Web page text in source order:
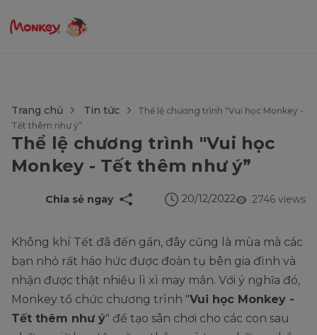
Trang chủ Tin tức
Thể lệ chương trình "Vui học Monkey -
Tết thêm như ý”
Thể lệ chương trình "Vui học
Monkey - Tết thêm như ý”
2746 views
20/12/2022
Chia sẻ ngay
Không khí Tết đã đến gần, đây cũng là mùa mà các
bạn nhỏ rất háo hức được đoàn tụ bên gia đình và
nhận được thật nhiều lì xì may mắn. Với ý nghĩa đó,
Monkey tổ chức chương trình "Vui học Monkey -
Tết thêm như ý" để tạo sân chơi cho các con sau